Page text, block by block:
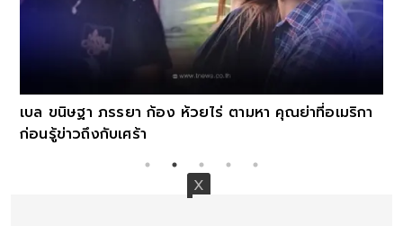
เบล ขนิษฐา ภรรยา ก้อง ห้วยไร่ ตามหา คุณย่าที่อเมริกา
ก่อนรู้ข่าวถึงกับเศร้า